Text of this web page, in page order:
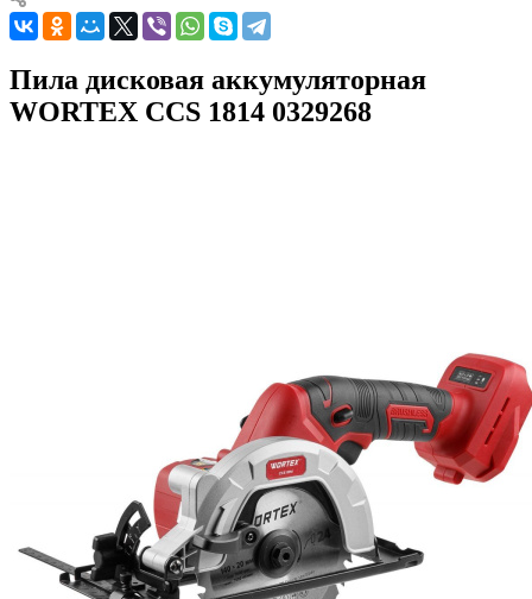
Пила дисковая аккумуляторная
WORTEX CCS 1814 0329268